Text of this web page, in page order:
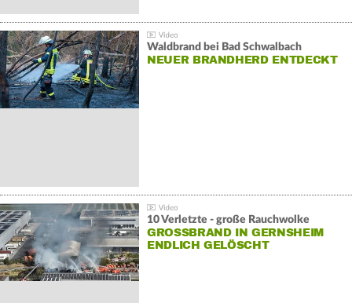
Waldbrand bei Bad Schwalbach
NEUER BRANDHERD ENTDECKT
10 Verletzte - große Rauchwolke
GROSSBRAND IN GERNSHEIM E
NDLICH GELÖSCHT